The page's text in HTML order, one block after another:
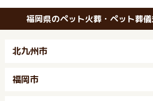
福岡県のペット火葬・ペット葬
北九州市
福岡市